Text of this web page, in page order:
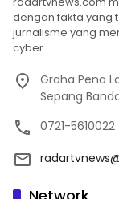
dengan fakta yang
jurnalisme yang
cyber.
Graha Pena
Sepang
0721-5610022